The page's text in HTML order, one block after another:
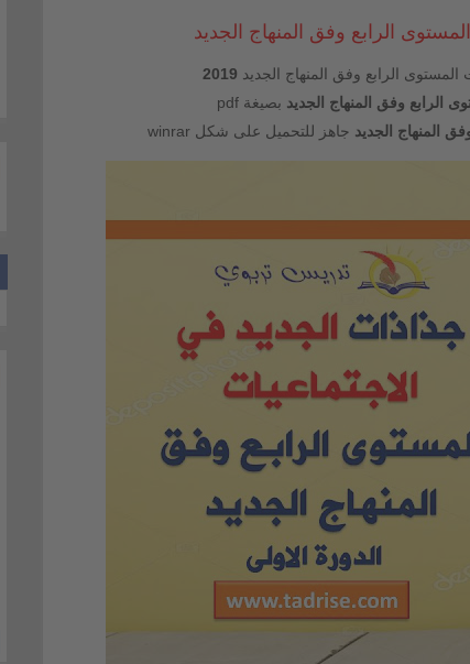
الرابع وفق المنهاج الجديد
الرابع وفق المنهاج الجديد
الرابع وفق المنهاج الجديد بصيغة pdf
المنهاج الجديد جاهز للتحميل على شكل winrar